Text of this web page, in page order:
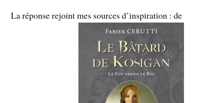
La réponse rejoint mes sources d’inspiration : de